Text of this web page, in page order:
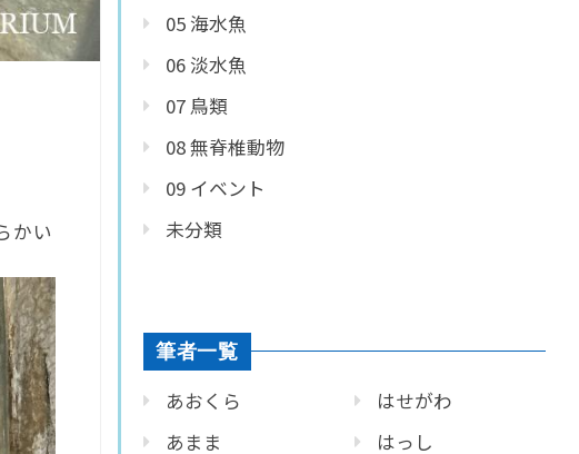
かい
05 海水魚
06 淡水魚
07 鳥類
08 無脊椎動物
09 イベント
未分類
筆者一覧
あおくら
あまま
はせがわ
はっし